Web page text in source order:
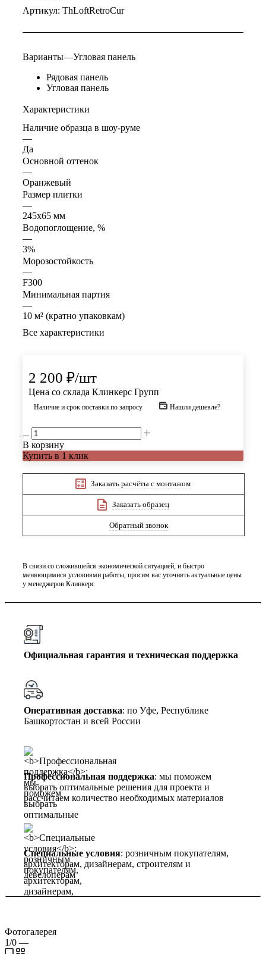
Артикул: ThLoftRetroCur
Варианты—Угловая панель
Рядовая панель
Угловая панель
Характеристики
Наличие образца в шоу-руме
—
Да
Основной оттенок
—
Оранжевый
Размер плитки
—
245х65 мм
Водопоглощение, %
—
3%
Морозостойкость
—
F300
Минимальная партия
—
10 м² (кратно упаковкам)
Все характеристики
2 200 ₽/шт
Цена со склада Клинкерс Групп
Наличие и срок поставки по запросу Нашли дешевле?
В корзину
Купить в 1 клик
Заказать расчёты с монтажом
Заказать образец
Обратный звонок
В связи со сложившейся экономической ситуацией, и быстро
меняющимися условиями работы, просим вас уточнять актуальные цены
у менеджеров Клинкерс
Официальная гарантия и техническая поддержка
Оперативная доставка: по Уфе, Республике
Башкортостан и всей России
Профессиональная поддержка: мы поможем
выбрать оптимальные решения для проекта и
рассчитаем количество необходимых материалов
Специальные условия: розничным покупателям,
архитекторам, дизайнерам, строителям и
девелоперам
Фотогалерея
1/0 —